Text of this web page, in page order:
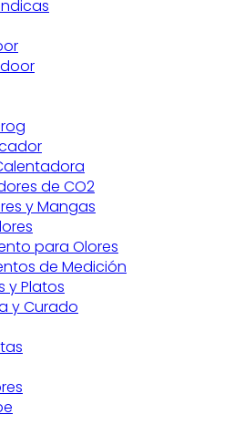
de CO2
y Mangas
para Olores
de Medición
y Platos
y Curado